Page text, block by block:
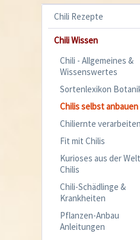
Chili Rezepte
Chili Wissen
Chili - Allgemeines &
Wissenswertes
Sortenlexikon
Chilis selbst anbauen
Chiliernte verarbeiten
Fit mit Chilis
Kurioses aus der
Chilis
Chili-Schädlinge &
Krankheiten
Pflanzen-Anbau
Anleitungen